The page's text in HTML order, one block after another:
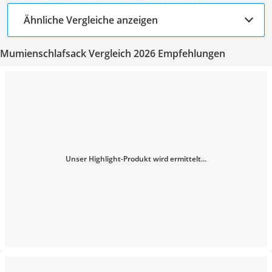
Ähnliche Vergleiche anzeigen
Mumienschlafsack Vergleich 2026 Empfehlungen
Unser Highlight-Produkt wird ermittelt...